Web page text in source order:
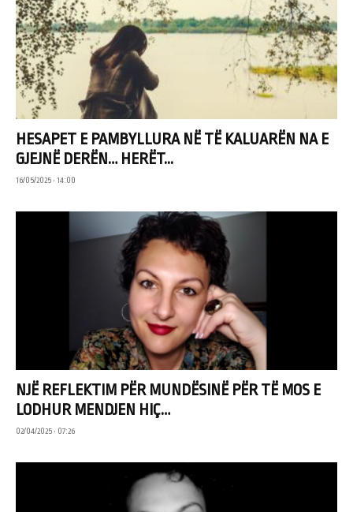
HESAPET E PAMBYLLURA NË TË KALUARËN NA E
GJEJNË DERËN… HERËT...
16/05/2025 • 14:00
NJË REFLEKTIM PËR MUNDËSINË PËR TË MOS E
LODHUR MENDJEN HIÇ…
02/04/2025 • 07:26